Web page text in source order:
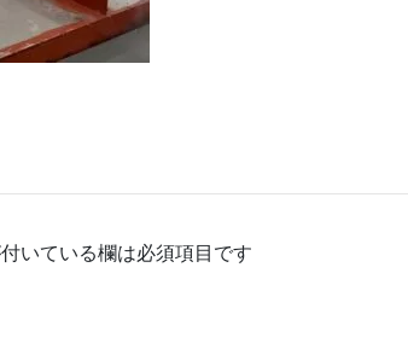
いている欄は必須項目です